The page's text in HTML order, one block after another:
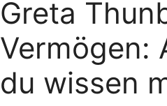
Greta
Vermögen:
du wissen